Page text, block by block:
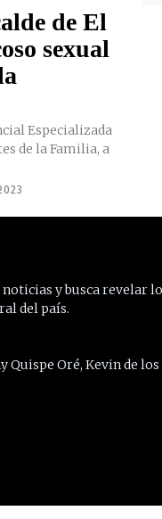
de El
sexual
Especializada
de la Familia, a
y busca revelar
del país.
Quispe Oré, Kevin de los